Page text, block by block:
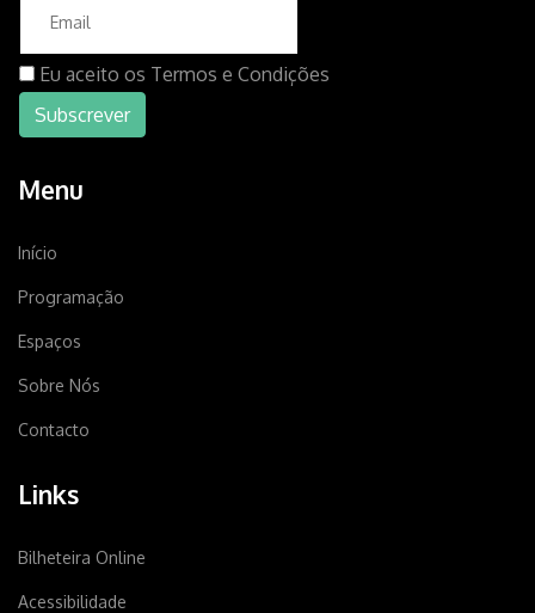
Eu aceito os Termos e Condições
Menu
Início
Programação
Espaços
Sobre Nós
Contacto
Links
Bilheteira Online
Acessibilidade